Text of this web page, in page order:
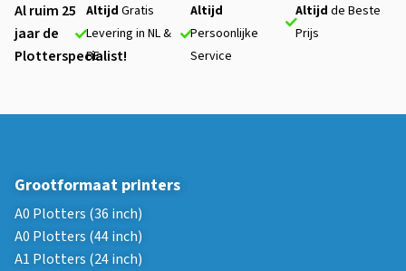
Al ruim 25
jaar de
Plotterspecialist!
Altijd Gratis
Levering in NL &
BE
Altijd
Persoonlijke
Service
Altijdde Beste
Prijs
Grootformaat printers
A0 Plotters (36 inch)
A0 Plotters (44 inch)
A1 Plotters (24 inch)